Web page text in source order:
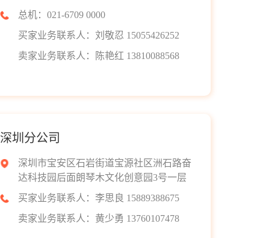
总机：021-6709 0000
买家业务联系人：刘敬忍 15055426252
卖家业务联系人：陈艳红 13810088568
深圳分公司
深圳市宝安区石岩街道宝源社区洲石路奋
达科技园后面朗琴木文化创意园3号一层
买家业务联系人：李思良 15889388675
卖家业务联系人：黄少勇 13760107478